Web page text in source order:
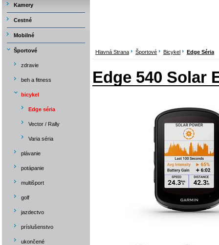
Hlavná Strana Športové Bicykel Edge Séria
Edge 540 Solar
Kamery
Cestné
Mobilné
Športové
zdravie
beh a fitness
bicykel
Edge séria
Vector / Rally
Varia séria
plávanie
potápanie
multišport
golf
jazdectvo
príslušenstvo
ukončené